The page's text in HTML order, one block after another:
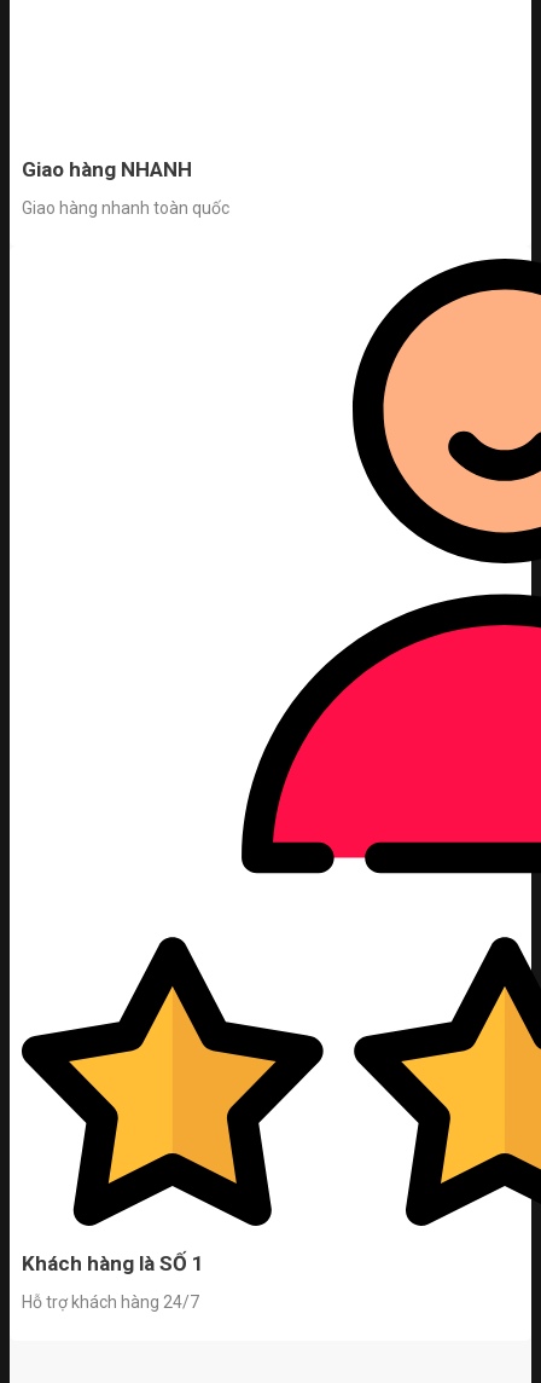
Giao hàng NHANH
Giao hàng nhanh toàn quốc
Khách hàng là SỐ 1
Hỗ trợ khách hàng 24/7